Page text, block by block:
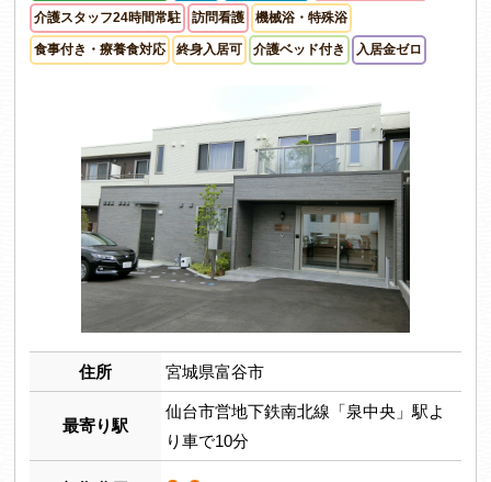
介護スタッフ24時間常駐 訪問看護 機械浴・特殊浴
食事付き・療養食対応 終身入居可 介護ベッド付き 入居金ゼロ
住所 宮城県富谷市
最寄り駅
仙台市営地下鉄南北線「泉中央」駅よ
り車で10分